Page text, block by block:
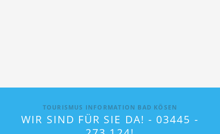
TOURISMUS INFORMATION BAD KÖSEN
WIR SIND FÜR SIE DA! - 03445 -